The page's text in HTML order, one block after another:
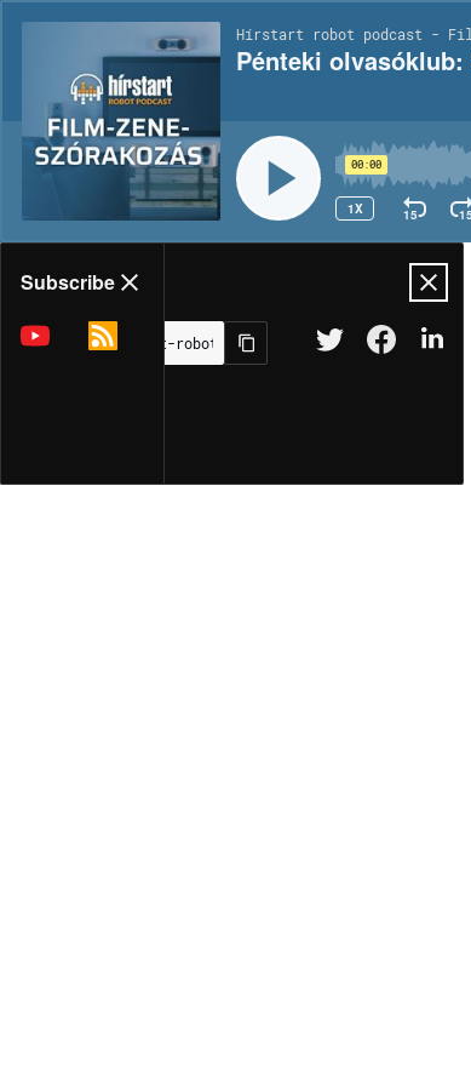
Hírstart robot podcast -
Pénteki
00:00
1X 15 15
Share
Subscribe